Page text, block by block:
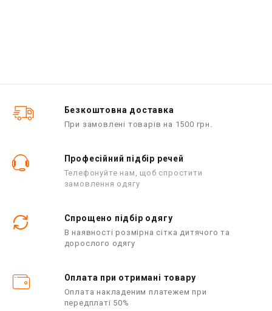
Безкоштовна доставка
При замовлені товарів на 1500 грн.
Професійний підбір речей
Телефонуйте нам, щоб спростити
замовлення одягу
Спрощено підбір одягу
В наявності розмірна сітка дитячого та
дорослого одягу
Оплата при отримані товару
Оплата накладеним платежем при
передплаті 50%